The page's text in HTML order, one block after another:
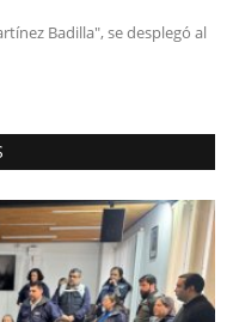
Badilla", se desplegó al